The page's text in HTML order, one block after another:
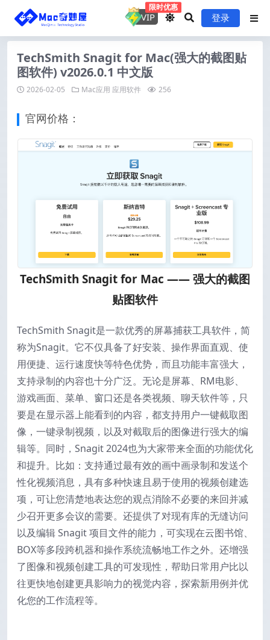
VIP
限时优惠
登录
TechSmith Snagit for Mac(强大的截图贴
图软件) v2026.0.1 中文版
2026-02-05 Mac应用 应用软件 256
官网价格：
TechSmith Snagit for Mac —— 强大的截图
贴图软件
TechSmith Snagit是一款优秀的屏幕捕获工具软件，简
称为Snagit。它不仅具备了好安装、操作界面直观、使
用便捷、运行速度快等特色优势，而且功能丰富强大，
支持录制的内容也十分广泛。无论是屏幕、RM电影、
游戏画面、菜单、窗口还是各类视频、聊天软件等，只
要是在显示器上能看到的内容，都支持用户一键截取图
像，一键录制视频，以及对截取后的图像进行强大的编
辑等。同时，Snagit 2024也为大家带来全面的功能优化
和提升。比如：支持通过最有效的画中画录制和发送个
性化视频消息，具有多种快速且易于使用的视频创建选
项，可让您清楚地表达您的观点消除不必要的来回并减
少召开更多会议的需要。还提供了对现有库的无缝访问
以及编辑 Snagit 项目文件的能力，可实现在云图书馆、
BOX等多段跨机器和操作系统流畅地工作之外。还增强
了图像和视频创建工具的可发现性，帮助日常用户比以
往更快地创建更具影响力的视觉内容，探索新用例并优
化您的工作流程等。